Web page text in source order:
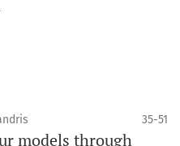
35-51
models through